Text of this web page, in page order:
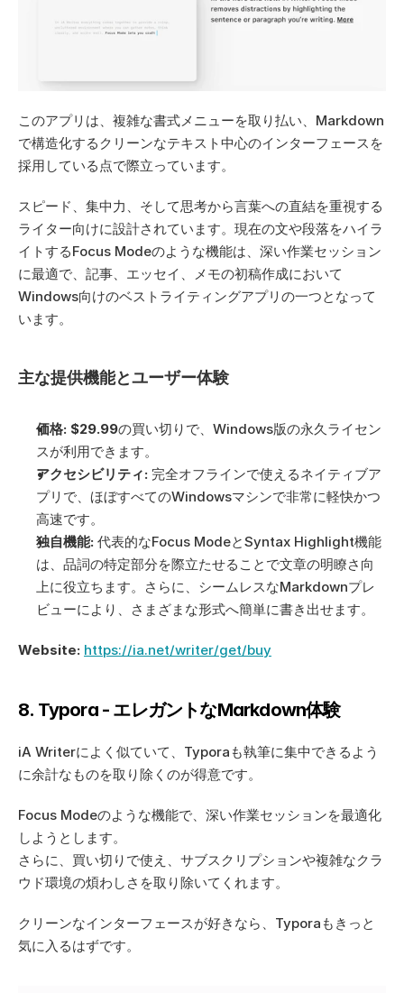
このアプリは、複雑な書式メニューを取り払い、Markdown
で構造化するクリーンなテキスト中心のインターフェースを
採用している点で際立っています。
スピード、集中力、そして思考から言葉への直結を重視する
ライター向けに設計されています。現在の文や段落をハイラ
イトするFocus Modeのような機能は、深い作業セッション
に最適で、記事、エッセイ、メモの初稿作成において
Windows向けのベストライティングアプリの一つとなって
います。
主な提供機能とユーザー体験
価格: $29.99の買い切りで、Windows版の永久ライセン
スが利用できます。
アクセシビリティ: 完全オフラインで使えるネイティブア
プリで、ほぼすべてのWindowsマシンで非常に軽快かつ
高速です。
独自機能: 代表的なFocus ModeとSyntax Highlight機能
は、品詞の特定部分を際立たせることで文章の明瞭さ向
上に役立ちます。さらに、シームレスなMarkdownプレ
ビューにより、さまざまな形式へ簡単に書き出せます。
Website: https://ia.net/writer/get/buy
8. Typora - エレガントなMarkdown体験
iA Writerによく似ていて、Typoraも執筆に集中できるよう
に余計なものを取り除くのが得意です。
Focus Modeのような機能で、深い作業セッションを最適化
しようとします。
さらに、買い切りで使え、サブスクリプションや複雑なクラ
ウド環境の煩わしさを取り除いてくれます。
クリーンなインターフェースが好きなら、Typoraもきっと
気に入るはずです。